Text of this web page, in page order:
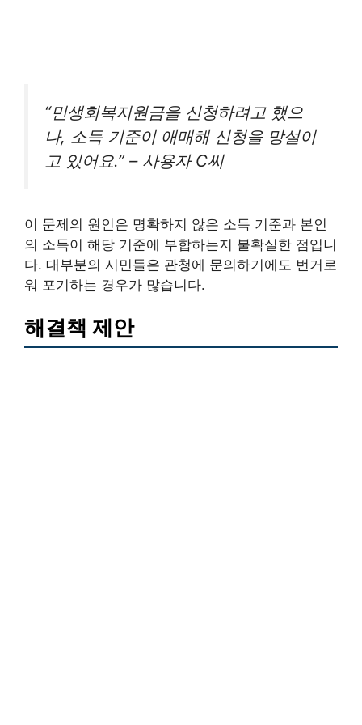
“민생회복지원금을 신청하려고 했으
나, 소득 기준이 애매해 신청을 망설이
고 있어요.” – 사용자 C씨
이 문제의 원인은 명확하지 않은 소득 기준과 본인
의 소득이 해당 기준에 부합하는지 불확실한 점입니
다. 대부분의 시민들은 관청에 문의하기에도 번거로
워 포기하는 경우가 많습니다.
해결책 제안